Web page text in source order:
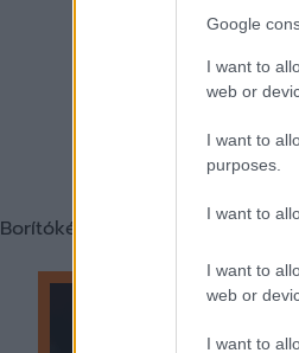
Google
I want to
web or
I want to
purposes.
I want to
I want to
web or
I want to
Borítókép forrása: Feyenoord